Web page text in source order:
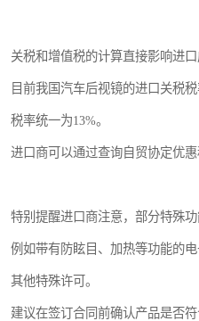
关税和增值税的计算直接影响进口
目前我国汽车后视镜的进口关税
税率统一为13%。
进口商可以通过查询自贸协定优惠
特别提醒进口商注意，部分特殊
例如带有防眩目、加热等功能的
其他特殊许可。
建议在签订合同前确认产品是否符